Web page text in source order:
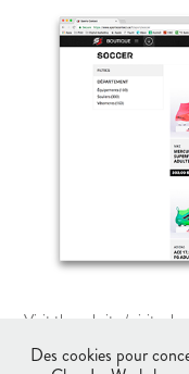
Visit the website / visitez le
Des cookies pour